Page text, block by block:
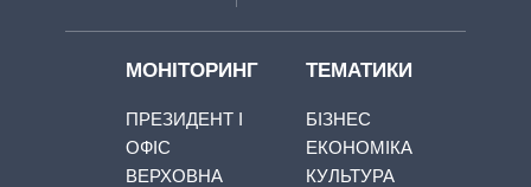
МОНІТОРИНГ
ПРЕЗИДЕНТ І
ОФІС
ВЕРХОВНА
ТЕМАТИКИ
БІЗНЕС
ЕКОНОМІКА
КУЛЬТУРА